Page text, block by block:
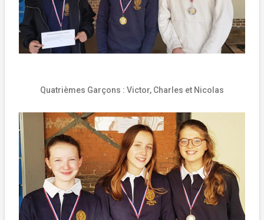
Quatrièmes Garçons : Victor, Charles et Nicolas